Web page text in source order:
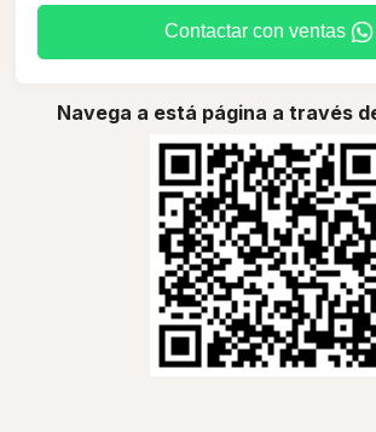
Contactar con ventas
Navega a está página a través